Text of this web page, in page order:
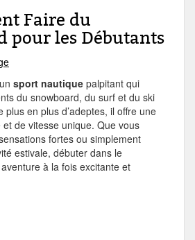
Faire du
pour les Débutants
sport nautique palpitant qui
du snowboard, du surf et du ski
plus en plus d’adeptes, il offre une
de vitesse unique. Que vous
fortes ou simplement
estivale, débuter dans le
à la fois excitante et